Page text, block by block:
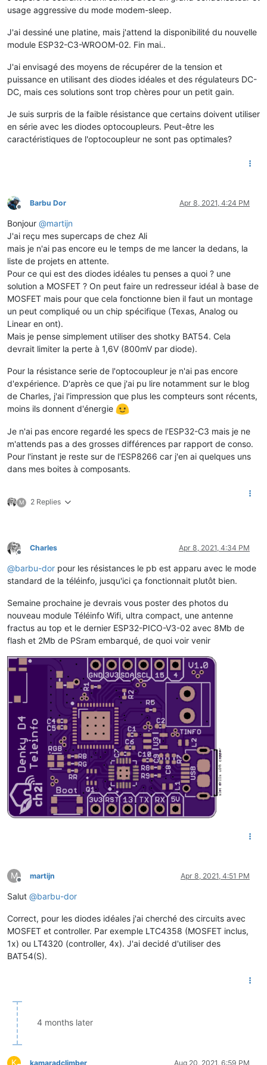
usage aggressive du mode modem-sleep.
J'ai dessiné une platine, mais j'attend la disponibilité du nouvelle
module ESP32-C3-WROOM-02. Fin mai..
J'ai envisagé des moyens de récupérer de la tension et
puissance en utilisant des diodes idéales et des régulateurs DC-
DC, mais ces solutions sont trop chères pour un petit gain.
Je suis surpris de la faible résistance que certains doivent utiliser
en série avec les diodes optocoupleurs. Peut-être les
caractéristiques de l'optocoupleur ne sont pas optimales?
Offline
Barbu Dor Apr 8, 2021, 4:24 PM
Bonjour @martijn
J'ai reçu mes supercaps de chez Ali
mais je n'ai pas encore eu le temps de me lancer la dedans, la
liste de projets en attente.
Pour ce qui est des diodes idéales tu penses a quoi ? une
solution a MOSFET ? On peut faire un redresseur idéal à base de
MOSFET mais pour que cela fonctionne bien il faut un montage
un peut compliqué ou un chip spécifique (Texas, Analog ou
Linear en ont).
Mais je pense simplement utiliser des shotky BAT54. Cela
devrait limiter la perte à 1,6V (800mV par diode).
Pour la résistance serie de l'optocoupleur je n'ai pas encore
d'expérience. D'après ce que j'ai pu lire notamment sur le blog
de Charles, j'ai l'impression que plus les compteurs sont récents,
moins ils donnent d'énergie
Je n'ai pas encore regardé les specs de l'ESP32-C3 mais je ne
m'attends pas a des grosses différences par rapport de conso.
Pour l'instant je reste sur de l'ESP8266 car j'en ai quelques uns
dans mes boites à composants.
M 2 Replies
Offline
Charles Apr 8, 2021, 4:34 PM
@barbu-dor pour les résistances le pb est apparu avec le mode
standard de la téléinfo, jusqu'ici ça fonctionnait plutôt bien.
Semaine prochaine je devrais vous poster des photos du
nouveau module Téléinfo Wifi, ultra compact, une antenne
fractus au top et le dernier ESP32-PICO-V3-02 avec 8Mb de
flash et 2Mb de PSram embarqué, de quoi voir venir
M
Offline
martijn Apr 8, 2021, 4:51 PM
Salut @barbu-dor
Correct, pour les diodes idéales j'ai cherché des circuits avec
MOSFET et controller. Par exemple LTC4358 (MOSFET inclus,
1x) ou LT4320 (controller, 4x). J'ai decidé d'utiliser des
BAT54(S).
4 months later
K kamaradclimber Aug 20, 2021, 6:59 PM